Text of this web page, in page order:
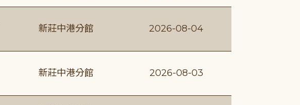
新莊中港分館 2026-08-04
新莊中港分館 2026-08-03